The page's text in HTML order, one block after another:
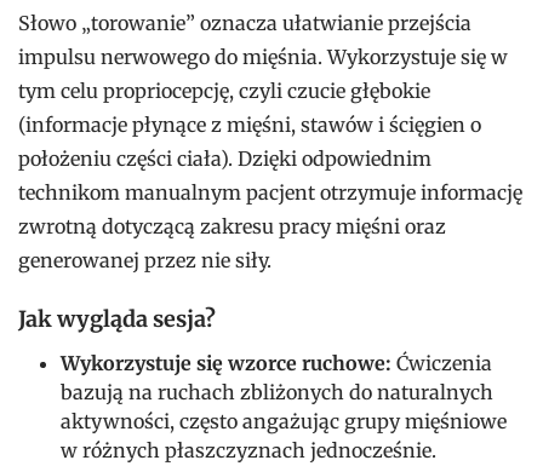
Słowo „torowanie” oznacza ułatwianie przejścia
impulsu nerwowego do mięśnia. Wykorzystuje się w
tym celu propriocepcję, czyli czucie głębokie
(informacje płynące z mięśni, stawów i ścięgien o
położeniu części ciała). Dzięki odpowiednim
technikom manualnym pacjent otrzymuje informację
zwrotną dotyczącą zakresu pracy mięśni oraz
generowanej przez nie siły.
Jak wygląda sesja?
Wykorzystuje się wzorce ruchowe: Ćwiczenia
bazują na ruchach zbliżonych do naturalnych
aktywności, często angażując grupy mięśniowe
w różnych płaszczyznach jednocześnie.